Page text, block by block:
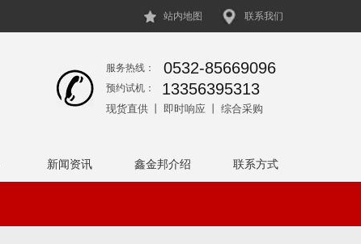
站内地图 联系我们
新闻资讯 鑫金邦介绍 联系方式
服务热线： 0532-85669096
预约试机： 13356395313
现货直供 丨 即时响应 丨 综合采购